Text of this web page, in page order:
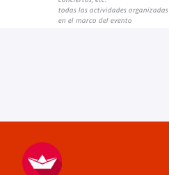
todas las actividades organizadas
en el marco del evento